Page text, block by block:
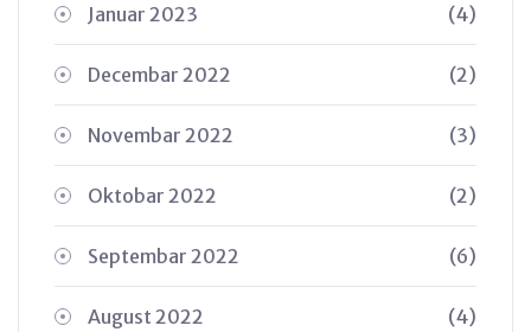
Januar 2023 (4)
Decembar 2022 (2)
Novembar 2022 (3)
Oktobar 2022 (2)
Septembar 2022 (6)
August 2022 (4)